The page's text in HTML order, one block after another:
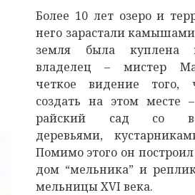
Более 10 лет озеро и
него зарастали
земля была куплена
владелец – мистер
четкое видение того,
создать на этом месте
райский сад со
деревьями,
Помимо этого он
дом “мельника” и
мельницы XVI века.